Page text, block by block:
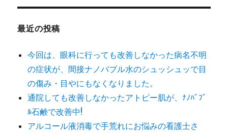
象:
最近の投稿
今回は、眼科に行っても改善しなかった病名不明
の症状が、間接ナノバブル水のシュッシュッで目
の傷み・目やにもなくなりました。
通院しても改善しなかったアトピー肌が、ﾅﾉﾊﾞﾌﾞ
ﾙ石鹸で改善中!
アルコール液消毒で手荒れにお悩みの看護士さ